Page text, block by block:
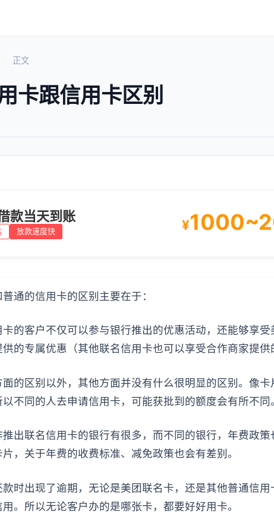
正文
卡跟信用卡区别
款当天到账
放款速度快 ¥
通的信用卡的区别主要在于：
的客户不仅可以参与银行推出的优惠活动，还能够享
的专属优惠（其他联名信用卡也可以享受合作商家提供
的区别以外，其他方面并没有什么很明显的区别。像
不同的人去申请信用卡，可能获批到的额度会有所不同
出联名信用卡的银行有很多，而不同的银行，年费政
，关于年费的收费标准、减免政策也会有差别。
时出现了逾期，无论是美团联名卡，还是其他普通信
。所以无论客户办的是哪张卡，都要好好用卡。